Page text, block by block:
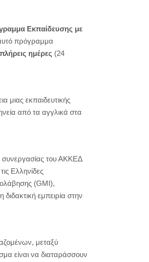
Εκπαίδευσης με
πρόγραμμα
ημέρες (24
μιας εκπαιδευτικής
από τα αγγλικά στα
συνεργασίας του ΑΚΚΕΔ
Ελληνίδες
(GMI),
εμπειρία στην
μεταξύ
είναι να διαταράσσουν